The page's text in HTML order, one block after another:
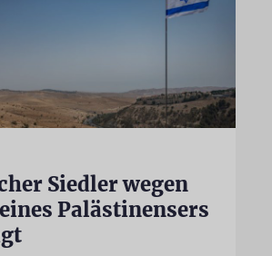
Siedler wegen
Palästinensers